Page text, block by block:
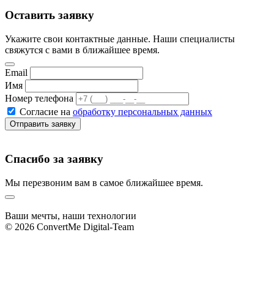
Оставить заявку
Укажите свои контактные данные. Наши специалисты
свяжутся с вами в ближайшее время.
Email
Имя
Номер телефона
Согласие на обработку персональных данных
Отправить заявку
Спасибо за заявку
Мы перезвоним вам в самое ближайшее время.
Ваши мечты, наши технологии
© 2026 ConvertMe Digital-Team